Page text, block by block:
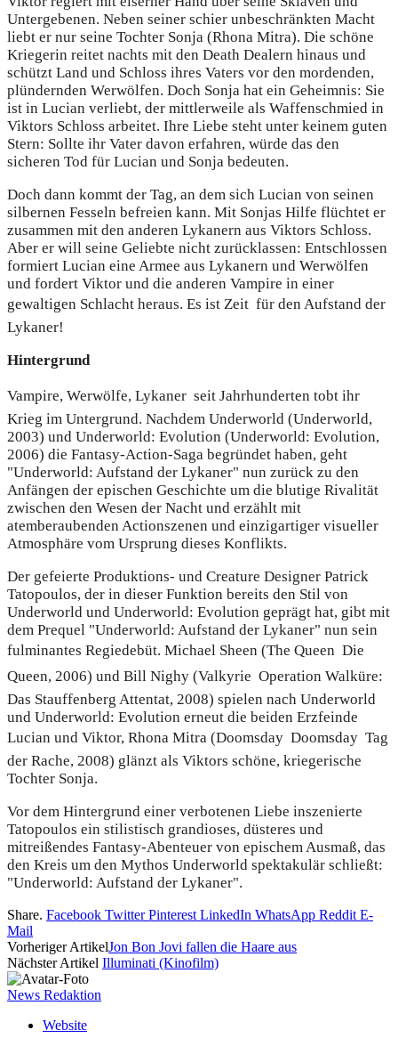
Untergebenen. Neben seiner schier unbeschränkten Macht
liebt er nur seine Tochter Sonja (Rhona Mitra). Die schöne
Kriegerin reitet nachts mit den Death Dealern hinaus und
schützt Land und Schloss ihres Vaters vor den mordenden,
plündernden Werwölfen. Doch Sonja hat ein Geheimnis: Sie
ist in Lucian verliebt, der mittlerweile als Waffenschmied in
Viktors Schloss arbeitet. Ihre Liebe steht unter keinem guten
Stern: Sollte ihr Vater davon erfahren, würde das den
sicheren Tod für Lucian und Sonja bedeuten.
Doch dann kommt der Tag, an dem sich Lucian von seinen
silbernen Fesseln befreien kann. Mit Sonjas Hilfe flüchtet er
zusammen mit den anderen Lykanern aus Viktors Schloss.
Aber er will seine Geliebte nicht zurücklassen: Entschlossen
formiert Lucian eine Armee aus Lykanern und Werwölfen
und fordert Viktor und die anderen Vampire in einer
gewaltigen Schlacht heraus. Es ist Zeit  für den Aufstand der
Lykaner!
Hintergrund
Vampire, Werwölfe, Lykaner  seit Jahrhunderten tobt ihr
Krieg im Untergrund. Nachdem Underworld (Underworld,
2003) und Underworld: Evolution (Underworld: Evolution,
2006) die Fantasy-Action-Saga begründet haben, geht
"Underworld: Aufstand der Lykaner" nun zurück zu den
Anfängen der epischen Geschichte um die blutige Rivalität
zwischen den Wesen der Nacht und erzählt mit
atemberaubenden Actionszenen und einzigartiger visueller
Atmosphäre vom Ursprung dieses Konflikts.
Der gefeierte Produktions- und Creature Designer Patrick
Tatopoulos, der in dieser Funktion bereits den Stil von
Underworld und Underworld: Evolution geprägt hat, gibt mit
dem Prequel "Underworld: Aufstand der Lykaner" nun sein
fulminantes Regiedebüt. Michael Sheen (The Queen  Die
Queen, 2006) und Bill Nighy (Valkyrie  Operation Walküre:
Das Stauffenberg Attentat, 2008) spielen nach Underworld
und Underworld: Evolution erneut die beiden Erzfeinde
Lucian und Viktor, Rhona Mitra (Doomsday  Doomsday  Tag
der Rache, 2008) glänzt als Viktors schöne, kriegerische
Tochter Sonja.
Vor dem Hintergrund einer verbotenen Liebe inszenierte
Tatopoulos ein stilistisch grandioses, düsteres und
mitreißendes Fantasy-Abenteuer von epischem Ausmaß, das
den Kreis um den Mythos Underworld spektakulär schließt:
"Underworld: Aufstand der Lykaner".
Share. Facebook Twitter Pinterest LinkedIn WhatsApp Reddit E-
Mail
Vorheriger ArtikelJon Bon Jovi fallen die Haare aus
Nächster Artikel Illuminati (Kinofilm)
News Redaktion
Website